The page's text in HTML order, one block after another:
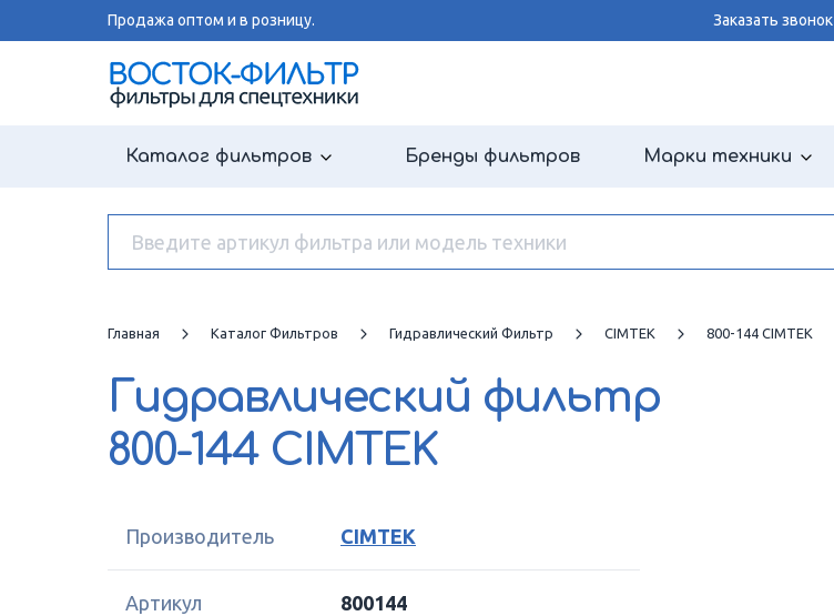
Продажа оптом и в розницу. Заказать звонок
Каталог фильтров Бренды фильтров Марки техники
Главная Каталог Фильтров Гидравлический Фильтр CIMTEK 800-144 CIMTEK
Гидравлический фильтр
800-144 CIMTEK
Производитель CIMTEK
Артикул 800144